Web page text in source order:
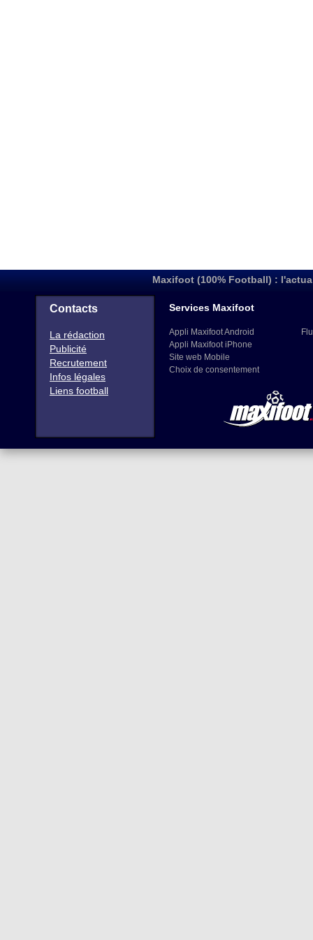
Maxifoot (100% Football) :
Contacts
La rédaction
Publicité
Recrutement
Infos légales
Liens football
Services Maxifoot
Appli Maxifoot Android
Appli Maxifoot iPhone
Site web Mobile
Choix de consentement